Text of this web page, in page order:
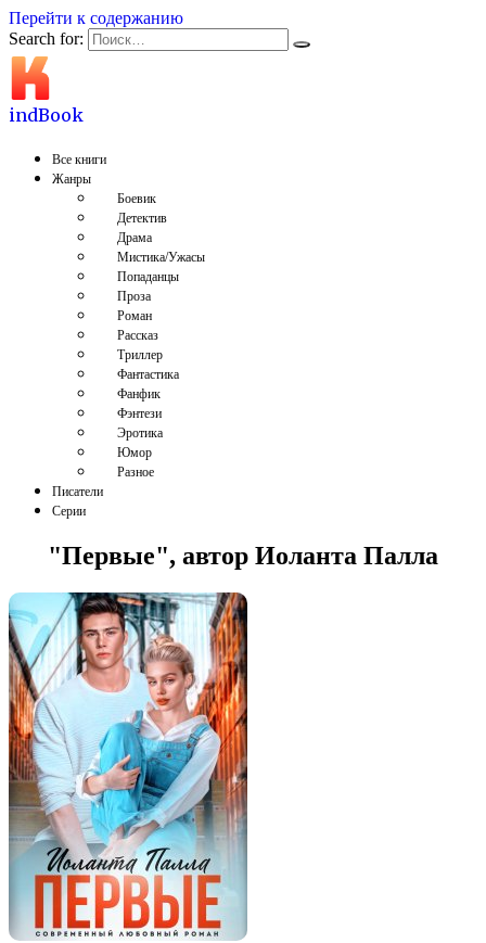
Перейти к содержанию
Search for:
indBook
Все книги
Жанры
Боевик
Детектив
Драма
Мистика/Ужасы
Попаданцы
Проза
Роман
Рассказ
Триллер
Фантастика
Фанфик
Фэнтези
Эротика
Юмор
Разное
Писатели
Серии
"Первые", автор Иоланта Палла